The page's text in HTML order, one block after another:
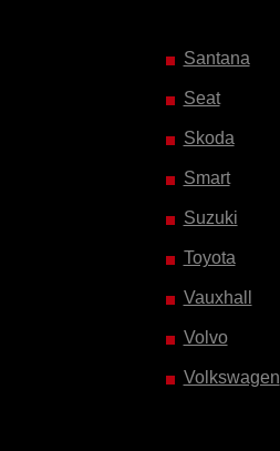
Santana
Seat
Skoda
Smart
Suzuki
Toyota
Vauxhall
Volvo
Volkswagen